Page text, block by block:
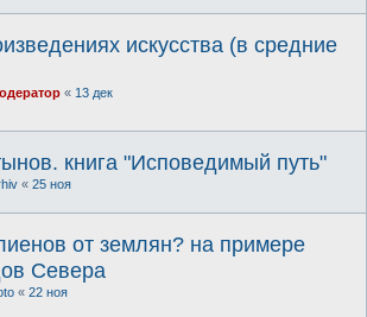
искусства (в средние
« 13 дек
книга "Исповедимый путь"
« 25 ноя
от землян? на примере
Севера
« 22 ноя